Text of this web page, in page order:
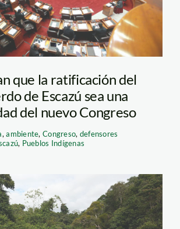
que la ratificación del
de Escazú sea una
del nuevo Congreso
,ambiente,Congreso, defensores
, Pueblos Indígenas
jerusalen, en la